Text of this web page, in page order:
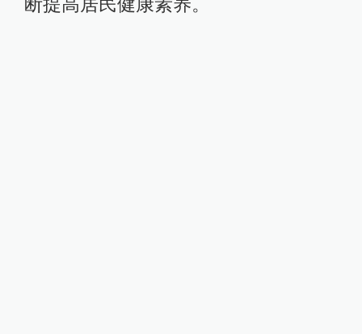
断提高居民健康素养。